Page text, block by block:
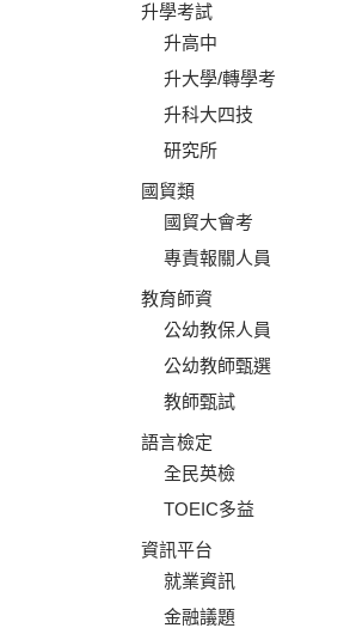
升學考試
升高中
升大學/轉學考
升科大四技
研究所
國貿類
國貿大會考
專責報關人員
教育師資
公幼教保人員
公幼教師甄選
教師甄試
語言檢定
全民英檢
TOEIC多益
資訊平台
就業資訊
金融議題